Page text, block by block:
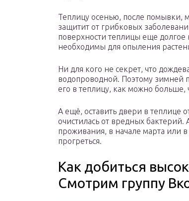
Теплицу осенью, после помывки,
защитит от грибковых
поверхности теплицы еще долгое
необходимы для опыления
Ни для кого не секрет, что
водопроводной. Поэтому зимней
его в теплицу, как можно больше,
А ещё, оставить двери в теплице
очистилась от вредных бактерий.
проживания, в начале марта или
прогреться.
Как добиться
Смотрим группу